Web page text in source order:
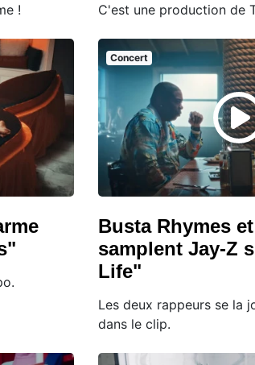
! C'est une production de
Concert
Busta Rhymes
samplent Jay-Z
Life"
Les deux rappeurs se la
dans le clip.